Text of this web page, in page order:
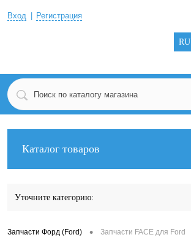
Вход Регистрация
RU
Каталог товаров
Уточните категорию:
Запчасти Форд (Ford) • Запчасти FACE для Ford